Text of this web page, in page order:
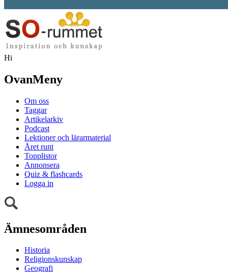
Hi
OvanMeny
Om oss
Taggar
Artikelarkiv
Podcast
Lektioner och lärarmaterial
Året runt
Topplistor
Annonsera
Quiz & flashcards
Logga in
Ämnesområden
Historia
Religionskunskap
Geografi